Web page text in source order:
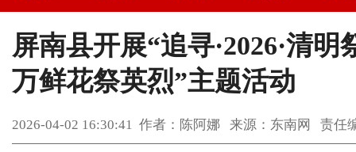
屏南县开展“追寻·2026·清明
万鲜花祭英烈”主题活动
2026-04-02 16:30:41 作者：陈阿娜 来源：东南网 责任